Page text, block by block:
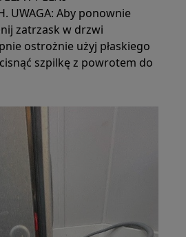
UWAGA: Aby ponownie
zatrzask w drzwi
ostrożnie użyj płaskiego
szpilkę z powrotem do